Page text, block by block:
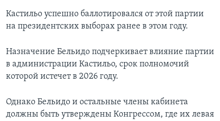
Кастильо успешно баллотировался от этой партии
на президентских выборах ранее в этом году.
Назначение Бельидо подчеркивает влияние партии
в администрации Кастильо, срок полномочий
которой истечет в 2026 году.
Однако Бельидо и остальные члены кабинета
должны быть утверждены Конгрессом, где их левая